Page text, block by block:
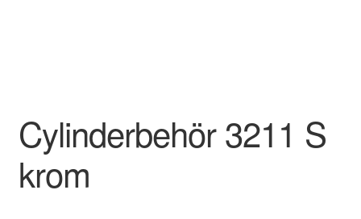
Cylinderbehör 3211 S
krom